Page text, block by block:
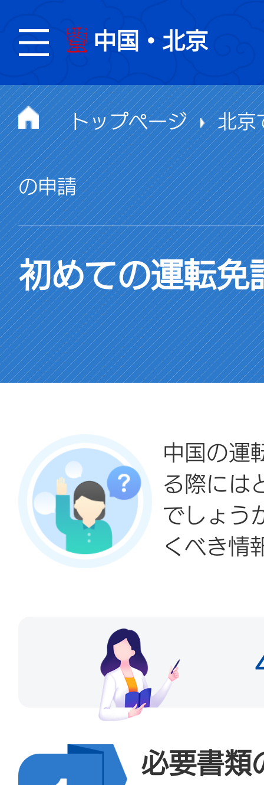
中国・北京
トップページ 北京
の申請
初めての運転免
中国の運
る際には
でしょう
くべき情
必要書類